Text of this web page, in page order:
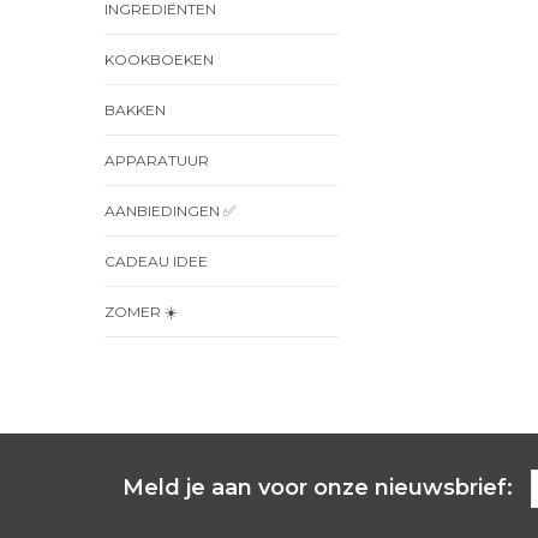
INGREDIËNTEN
KOOKBOEKEN
BAKKEN
APPARATUUR
AANBIEDINGEN ✅
CADEAU IDEE
ZOMER ☀️
Meld je aan voor onze nieuwsbrief: